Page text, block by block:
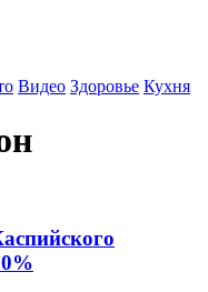
Видео Здоровье Кухня